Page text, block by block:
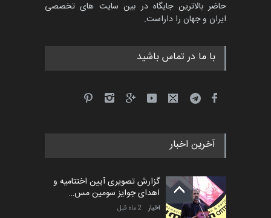
بین‌المللی آزاد طراحی ط…
مهلت
حاضر بالاترین جایگاه در بین سایت های تخصصی
ایران و جهان را داراست.
با ما در تماس باشید
آخرین اخبار
گزارش تصویری آیین اختتامیه و
اهدای جوایز سومین مس…
اخبار 2 ماه قبل